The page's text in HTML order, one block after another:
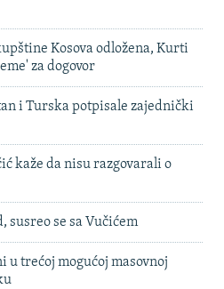
Kosova odložena, Kurti
za dogovor
i Turska potpisale zajednički
kaže da nisu razgovarali o
susreo se sa Vučićem
u trećoj mogućoj masovnoj